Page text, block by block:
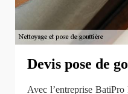
Devis pose de
Avec l’entreprise